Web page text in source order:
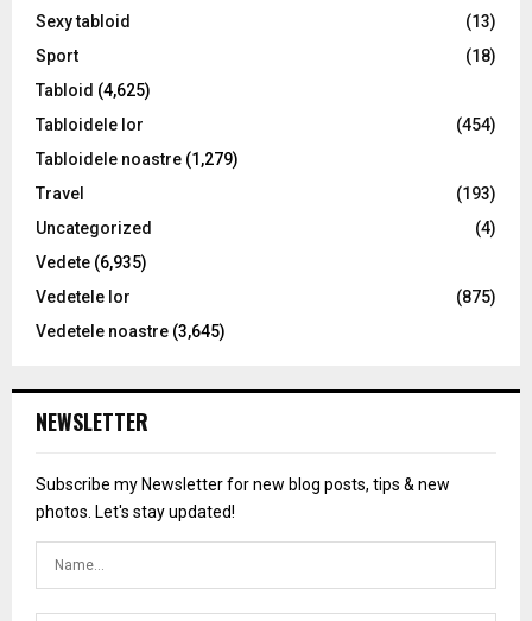
Sexy tabloid
(13)
Sport
(18)
Tabloid (4,625)
Tabloidele lor
(454)
Tabloidele noastre (1,279)
Travel
(193)
Uncategorized
(4)
Vedete (6,935)
Vedetele lor
(875)
Vedetele noastre (3,645)
NEWSLETTER
Subscribe my Newsletter for new blog posts, tips & new
photos. Let's stay updated!